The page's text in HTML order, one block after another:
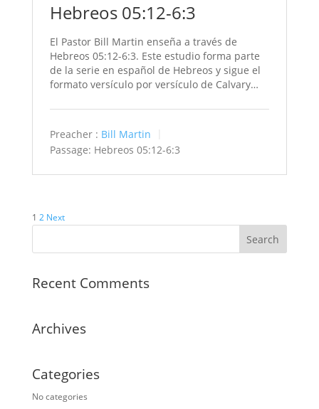
Hebreos 05:12-6:3
El Pastor Bill Martin enseña a través de
Hebreos 05:12-6:3. Este estudio forma parte
de la serie en español de Hebreos y sigue el
formato versículo por versículo de Calvary…
Preacher : Bill Martin
Passage: Hebreos 05:12-6:3
Posts
pagination
1 2 Next
Recent Comments
Archives
Categories
No categories